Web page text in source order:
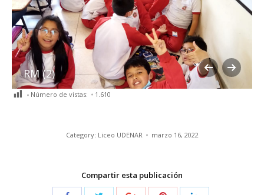
RM (2)
Número de vistas: 1.610
Category: Liceo UDENAR marzo 16, 2022
Compartir esta publicación